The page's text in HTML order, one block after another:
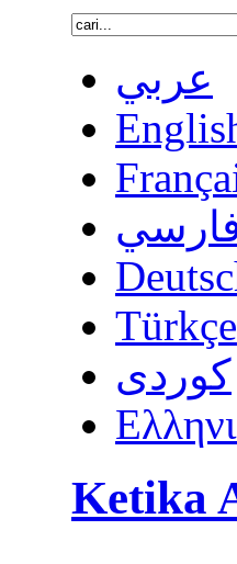
عربي
Türkçe
كوردى
Ketika